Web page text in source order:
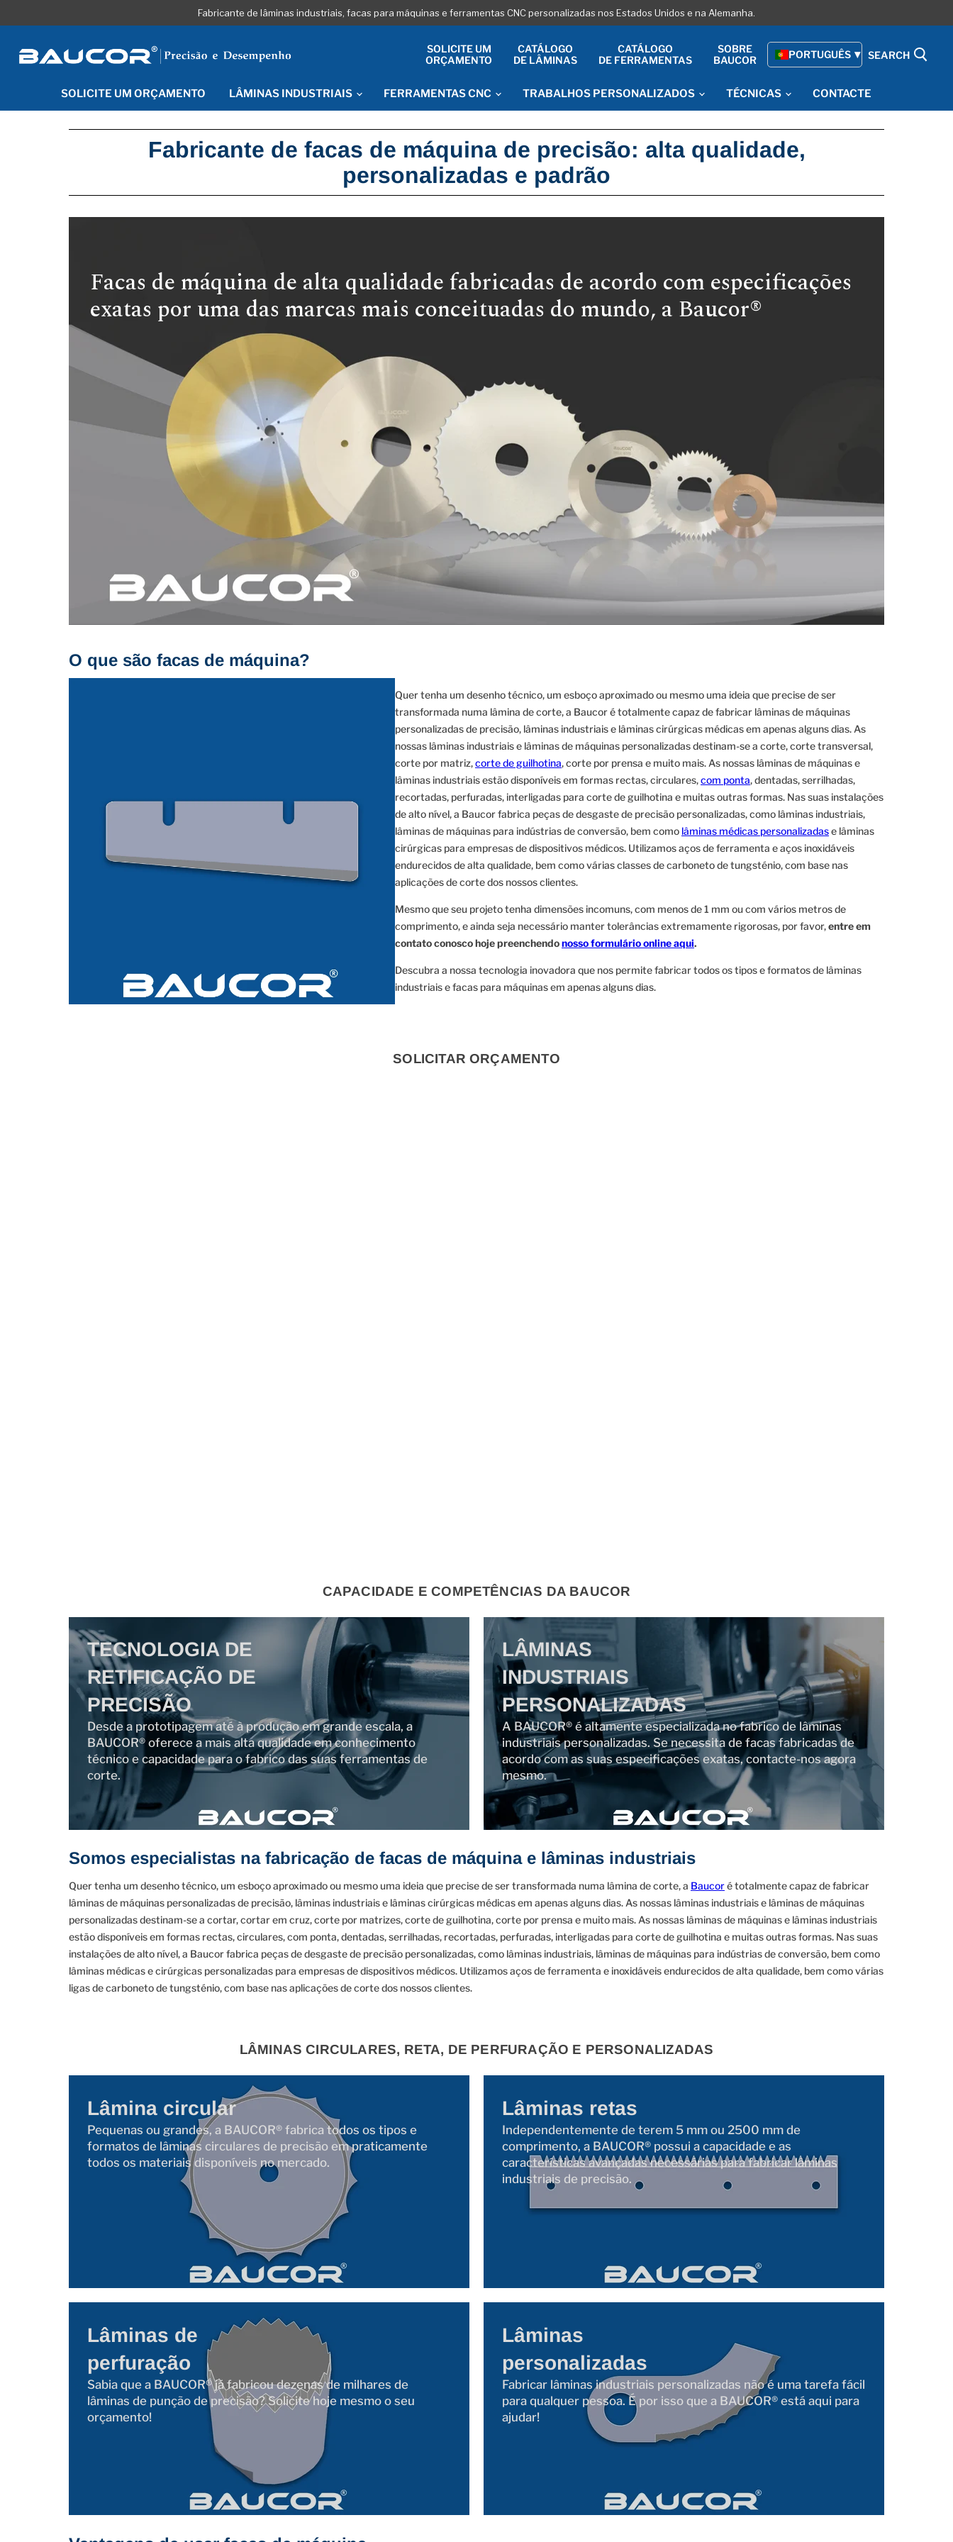
Fabricante de lâminas industriais, facas para máquinas e ferramentas CNC personalizadas nos Estados Unidos e na Alemanha.
SOLICITE UM
ORÇAMENTO
CATÁLOGO
DE LÂMINAS
CATÁLOGO
DE FERRAMENTAS
SOBRE
BAUCOR
PORTUGUÊS SEARCH
SOLICITE UM ORÇAMENTO LÂMINAS INDUSTRIAIS FERRAMENTAS CNC TRABALHOS PERSONALIZADOS TÉCNICAS CONTACTE
Fabricante de facas de máquina de precisão: alta qualidade,
personalizadas e padrão
Facas de máquina de alta qualidade fabricadas de acordo com especificações
exatas por uma das marcas mais conceituadas do mundo, a Baucor®
O que são facas de máquina?
Quer tenha um desenho técnico, um esboço aproximado ou mesmo uma ideia que precise de ser
transformada numa lâmina de corte, a Baucor é totalmente capaz de fabricar lâminas de máquinas
personalizadas de precisão, lâminas industriais e lâminas cirúrgicas médicas em apenas alguns dias. As
nossas lâminas industriais e lâminas de máquinas personalizadas destinam-se a corte, corte transversal,
corte por matriz,corte de guilhotina, corte por prensa e muito mais. As nossas lâminas de máquinas e
lâminas industriais estão disponíveis em formas rectas, circulares,com ponta, dentadas, serrilhadas,
recortadas, perfuradas, interligadas para corte de guilhotina e muitas outras formas. Nas suas instalações
de alto nível, a Baucor fabrica peças de desgaste de precisão personalizadas, como lâminas industriais,
lâminas de máquinas para indústrias de conversão, bem como lâminas médicas personalizadase lâminas
cirúrgicas para empresas de dispositivos médicos. Utilizamos aços de ferramenta e aços inoxidáveis
endurecidos de alta qualidade, bem como várias classes de carboneto de tungsténio, com base nas
aplicações de corte dos nossos clientes.
Mesmo que seu projeto tenha dimensões incomuns, com menos de 1 mm ou com vários metros de
comprimento, e ainda seja necessário manter tolerâncias extremamente rigorosas, por favor,entre em
contato conosco hoje preenchendonosso formulário online aqui.
Descubra a nossa tecnologia inovadora que nos permite fabricar todos os tipos e formatos de lâminas
industriais e facas para máquinas em apenas alguns dias.
SOLICITAR ORÇAMENTO
CAPACIDADE E COMPETÊNCIAS DA BAUCOR
TECNOLOGIA DE
RETIFICAÇÃO DE
PRECISÃO
Desde a prototipagem até à produção em grande escala, a
BAUCOR® oferece a mais alta qualidade em conhecimento
técnico e capacidade para o fabrico das suas ferramentas de
corte.
LÂMINAS
INDUSTRIAIS
PERSONALIZADAS
A BAUCOR® é altamente especializada no fabrico de lâminas
industriais personalizadas. Se necessita de facas fabricadas de
acordo com as suas especificações exatas, contacte-nos agora
mesmo.
Somos especialistas na fabricação de facas de máquina e lâminas industriais
Quer tenha um desenho técnico, um esboço aproximado ou mesmo uma ideia que precise de ser transformada numa lâmina de corte, a Baucoré totalmente capaz de fabricar
lâminas de máquinas personalizadas de precisão, lâminas industriais e lâminas cirúrgicas médicas em apenas alguns dias. As nossas lâminas industriais e lâminas de máquinas
personalizadas destinam-se a cortar, cortar em cruz, corte por matrizes, corte de guilhotina, corte por prensa e muito mais. As nossas lâminas de máquinas e lâminas industriais
estão disponíveis em formas rectas, circulares, com ponta, dentadas, serrilhadas, recortadas, perfuradas, interligadas para corte de guilhotina e muitas outras formas. Nas suas
instalações de alto nível, a Baucor fabrica peças de desgaste de precisão personalizadas, como lâminas industriais, lâminas de máquinas para indústrias de conversão, bem como
lâminas médicas e cirúrgicas personalizadas para empresas de dispositivos médicos. Utilizamos aços de ferramenta e inoxidáveis endurecidos de alta qualidade, bem como várias
ligas de carboneto de tungsténio, com base nas aplicações de corte dos nossos clientes.
LÂMINAS CIRCULARES, RETA, DE PERFURAÇÃO E PERSONALIZADAS
Lâmina circular
Pequenas ou grandes, a BAUCOR® fabrica todos os tipos e
formatos de lâminas circulares de precisão em praticamente
todos os materiais disponíveis no mercado.
Lâminas retas
Independentemente de terem 5 mm ou 2500 mm de
comprimento, a BAUCOR® possui a capacidade e as
características avançadas necessárias para fabricar lâminas
industriais de precisão.
Lâminas de
perfuração
Sabia que a BAUCOR® já fabricou dezenas de milhares de
lâminas de punção de precisão? Solicite hoje mesmo o seu
orçamento!
Lâminas
personalizadas
Fabricar lâminas industriais personalizadas não é uma tarefa fácil
para qualquer pessoa. É por isso que a BAUCOR® está aqui para
ajudar!